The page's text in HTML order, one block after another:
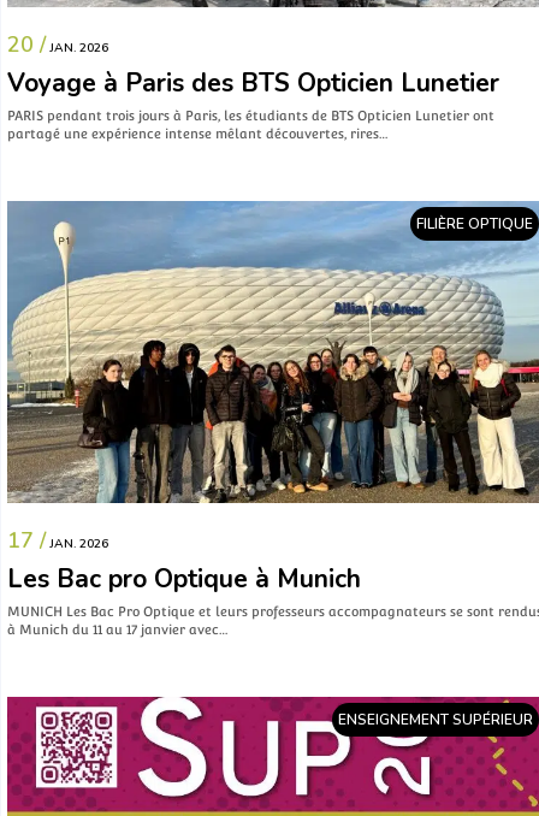
20 / JAN. 2026
Voyage à Paris des BTS Opticien Lunetier
PARIS pendant trois jours à Paris, les étudiants de BTS Opticien Lunetier ont
partagé une expérience intense mêlant découvertes, rires…
FILIÈRE OPTIQUE
17 / JAN. 2026
Les Bac pro Optique à Munich
MUNICH Les Bac Pro Optique et leurs professeurs accompagnateurs se sont
à Munich du 11 au 17 janvier avec…
ENSEIGNEMENT SUPÉRIEUR